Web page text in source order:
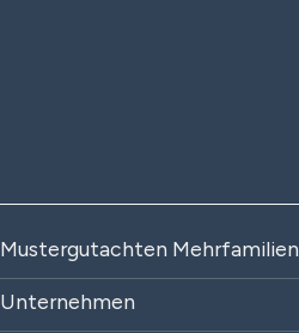
Mustergutachten
Unternehmen